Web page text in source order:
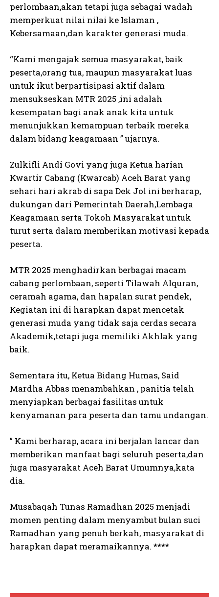
perlombaan,akan tetapi juga sebagai wadah
memperkuat nilai nilai ke Islaman ,
Kebersamaan,dan karakter generasi muda.
“Kami mengajak semua masyarakat, baik
peserta,orang tua, maupun masyarakat luas
untuk ikut berpartisipasi aktif dalam
mensukseskan MTR 2025 ,ini adalah
kesempatan bagi anak anak kita untuk
menunjukkan kemampuan terbaik mereka
dalam bidang keagamaan ” ujarnya.
Zulkifli Andi Govi yang juga Ketua harian
Kwartir Cabang (Kwarcab) Aceh Barat yang
sehari hari akrab di sapa Dek Jol ini berharap,
dukungan dari Pemerintah Daerah,Lembaga
Keagamaan serta Tokoh Masyarakat untuk
turut serta dalam memberikan motivasi kepada
peserta.
MTR 2025 menghadirkan berbagai macam
cabang perlombaan, seperti Tilawah Alquran,
ceramah agama, dan hapalan surat pendek,
Kegiatan ini di harapkan dapat mencetak
generasi muda yang tidak saja cerdas secara
Akademik,tetapi juga memiliki Akhlak yang
baik.
Sementara itu, Ketua Bidang Humas, Said
Mardha Abbas menambahkan , panitia telah
menyiapkan berbagai fasilitas untuk
kenyamanan para peserta dan tamu undangan.
” Kami berharap, acara ini berjalan lancar dan
memberikan manfaat bagi seluruh peserta,dan
juga masyarakat Aceh Barat Umumnya,kata
dia.
Musabaqah Tunas Ramadhan 2025 menjadi
momen penting dalam menyambut bulan suci
Ramadhan yang penuh berkah, masyarakat di
harapkan dapat meramaikannya. ****